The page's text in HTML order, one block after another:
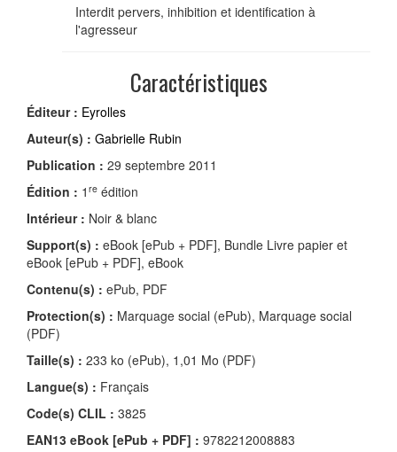
Interdit pervers, inhibition et identification à
l'agresseur
Caractéristiques
Éditeur : Eyrolles
Auteur(s) : Gabrielle Rubin
Publication : 29 septembre 2011
Édition : 1 re édition
Intérieur : Noir & blanc
Support(s) : eBook [ePub + PDF], Bundle Livre papier et
eBook [ePub + PDF], eBook
Contenu(s) : ePub, PDF
Protection(s) : Marquage social (ePub), Marquage social
(PDF)
Taille(s) : 233 ko (ePub), 1,01 Mo (PDF)
Langue(s) : Français
Code(s) CLIL : 3825
EAN13 eBook [ePub + PDF] : 9782212008883